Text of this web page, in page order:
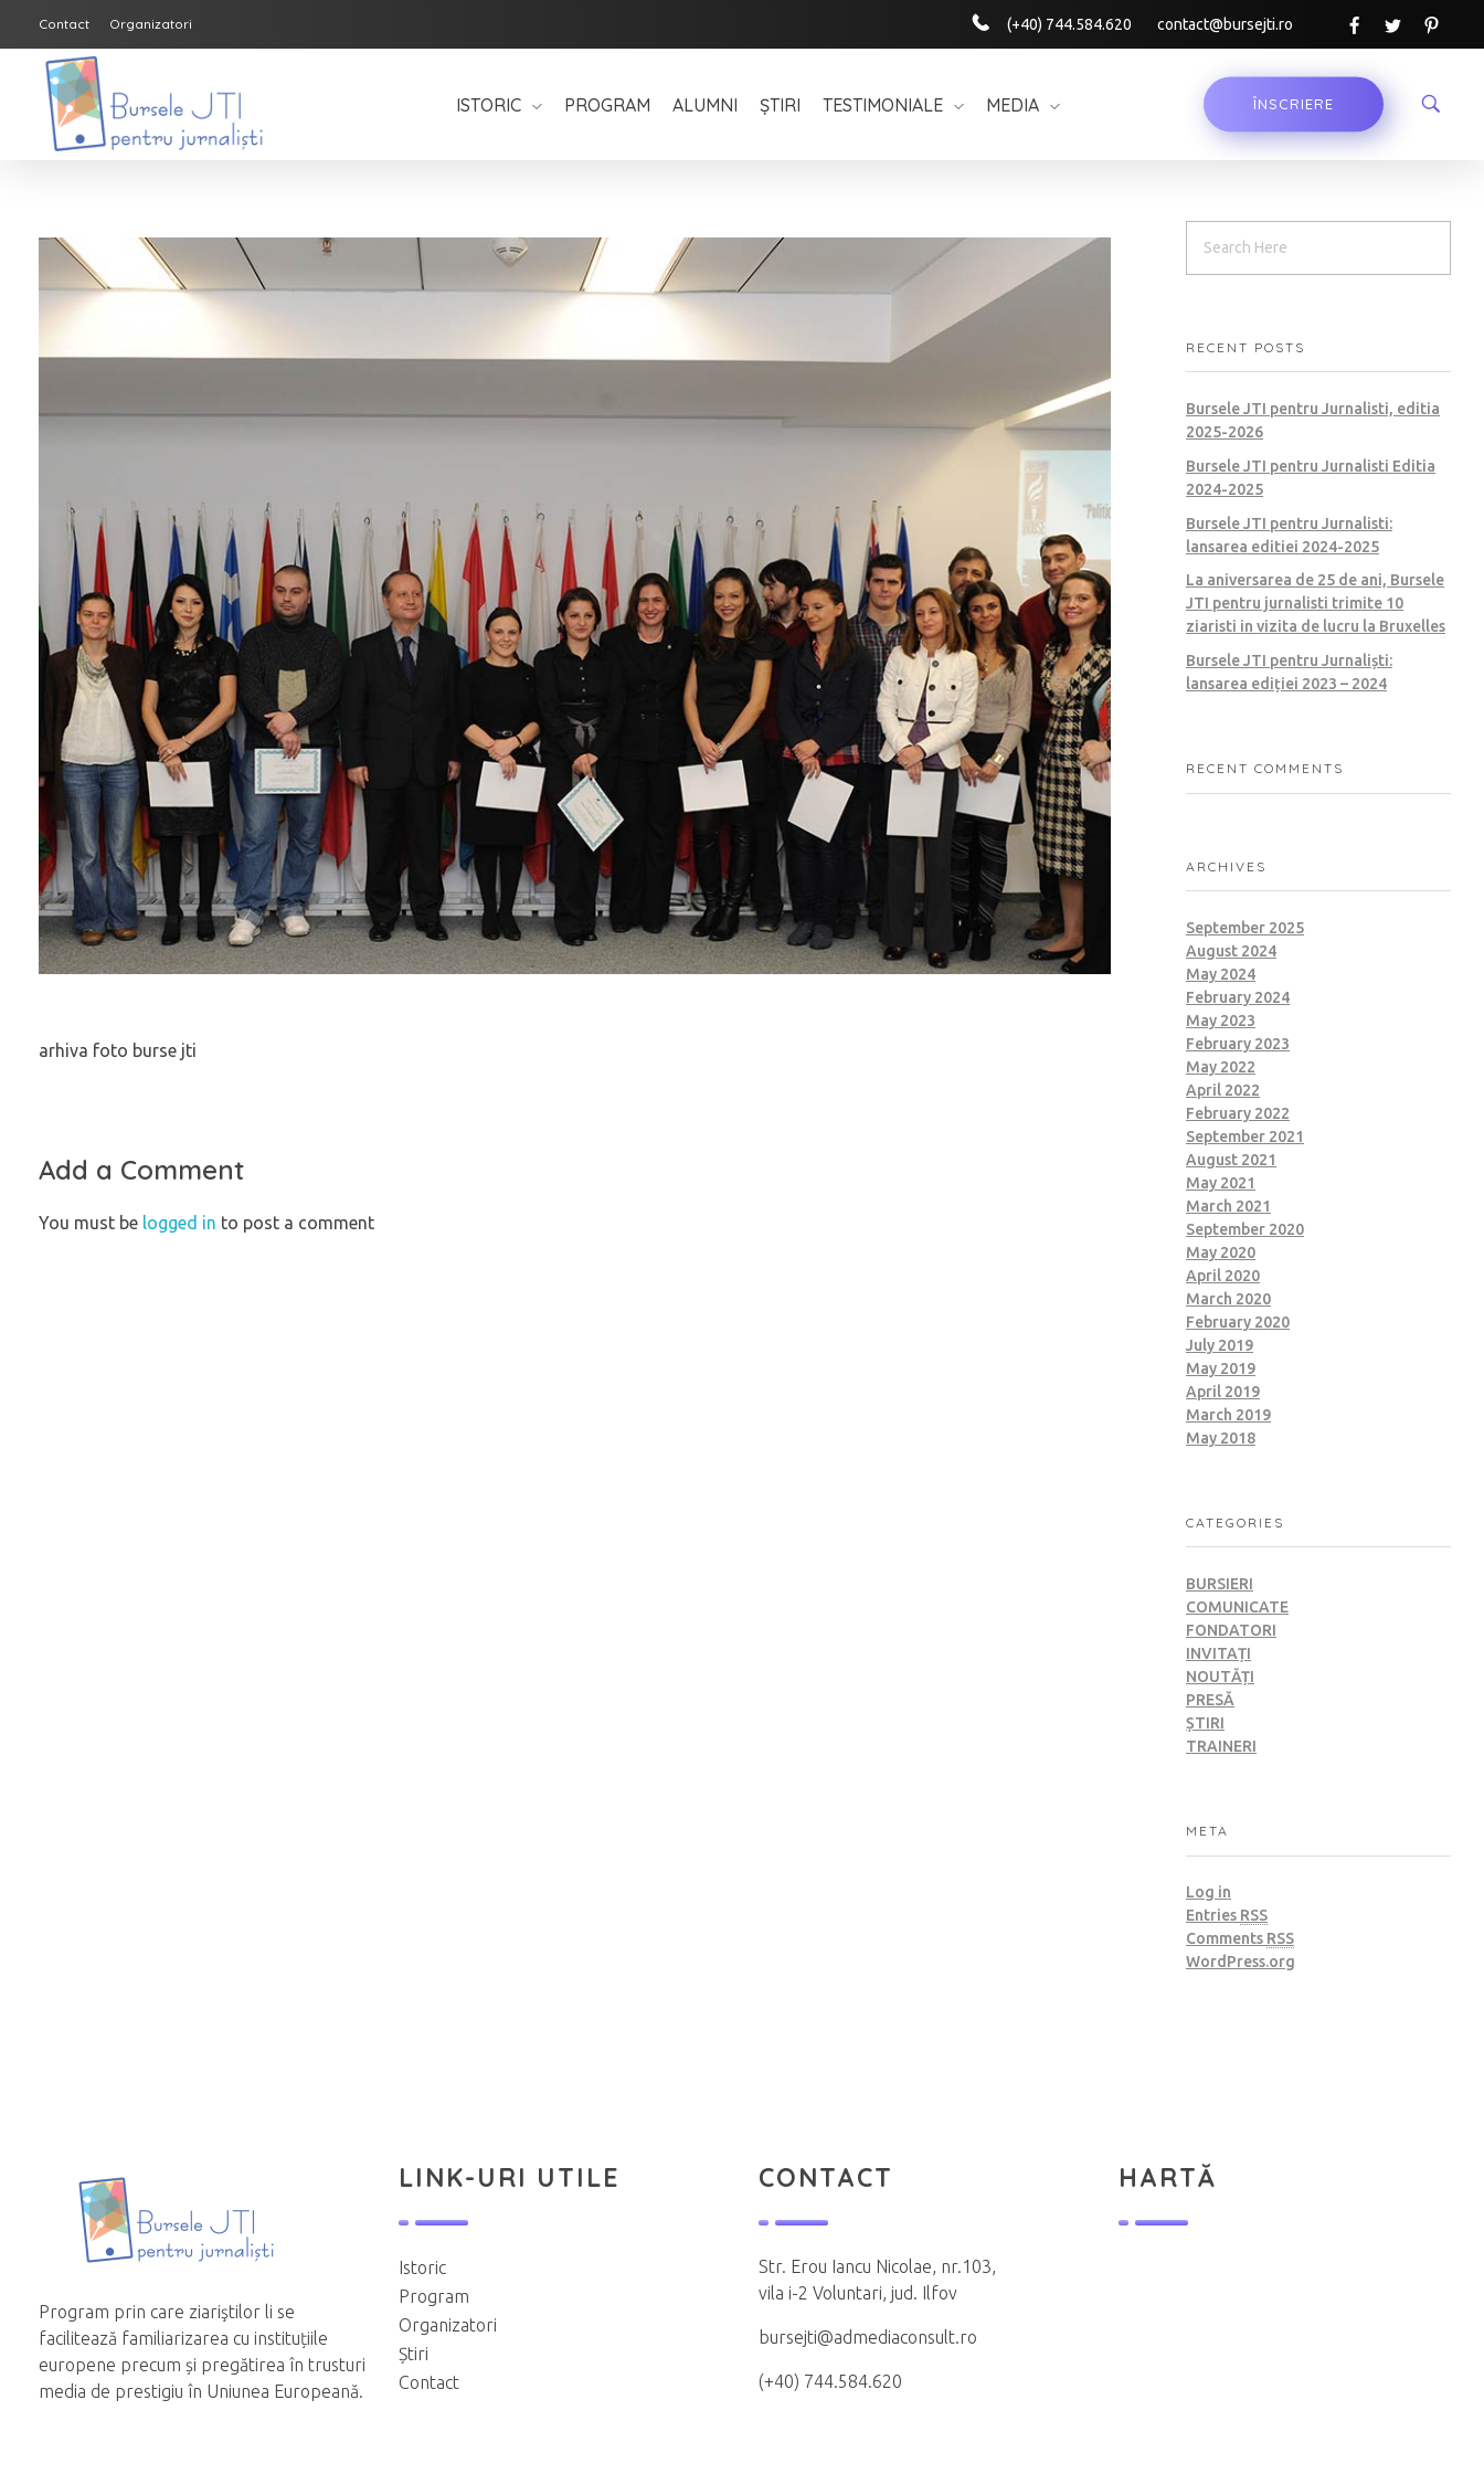
Contact Organizatori (+40) 744.584.620 contact@bursejti.ro
ÎNSCRIERE
ISTORIC PROGRAM ALUMNI ȘTIRI TESTIMONIALE MEDIA
arhiva foto burse jti
Add a Comment
You must be logged in to post a comment
RECENT POSTS
Bursele JTI pentru Jurnalisti, editia
2025-2026
Bursele JTI pentru Jurnalisti Editia
2024-2025
Bursele JTI pentru Jurnalisti:
lansarea editiei 2024-2025
La aniversarea de 25 de ani, Bursele
JTI pentru jurnalisti trimite 10
ziaristi in vizita de lucru la Bruxelles
Bursele JTI pentru Jurnaliști:
lansarea ediției 2023 – 2024
RECENT COMMENTS
ARCHIVES
September 2025
August 2024
May 2024
February 2024
May 2023
February 2023
May 2022
April 2022
February 2022
September 2021
August 2021
May 2021
March 2021
September 2020
May 2020
April 2020
March 2020
February 2020
July 2019
May 2019
April 2019
March 2019
May 2018
CATEGORIES
BURSIERI
COMUNICATE
FONDATORI
INVITAȚI
NOUTĂȚI
PRESĂ
ȘTIRI
TRAINERI
META
Log in
Entries RSS
Comments RSS
WordPress.org
Program prin care ziariştilor li se
facilitează familiarizarea cu instituțiile
europene precum și pregătirea în trusturi
media de prestigiu în Uniunea Europeană.
LINK-URI UTILE
Istoric
Program
Organizatori
Știri
Contact
CONTACT
Str. Erou Iancu Nicolae, nr.103,
vila i-2 Voluntari, jud. Ilfov
bursejti@admediaconsult.ro
(+40) 744.584.620
HARTĂ